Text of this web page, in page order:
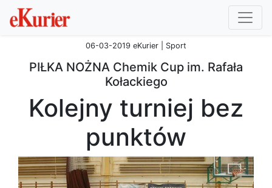
06-03-2019 eKurier | Sport
PIŁKA NOŻNA Chemik Cup im. Rafała
Kołackiego
Kolejny turniej bez
punktów